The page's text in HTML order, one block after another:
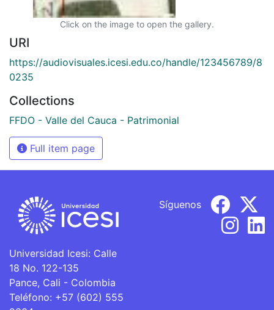
Click on the image to open the gallery.
URI
https://audiovisuales.icesi.edu.co/handle/123456789/8
0235
Collections
FFDO - Valle del Cauca - Patrimonial
Full item page
Universidad Icesi: Calle
18 No. 122-135
Pance, Cali - Colombia
Teléfono: +57 (602) 555
Síguenos